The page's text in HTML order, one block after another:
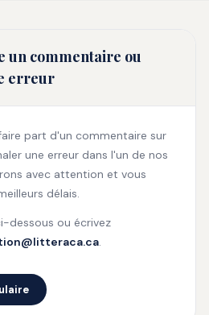
un commentaire ou
erreur
part d'un commentaire sur
une erreur dans l'un de nos
avec attention et vous
délais.
dessous ou écrivez
.